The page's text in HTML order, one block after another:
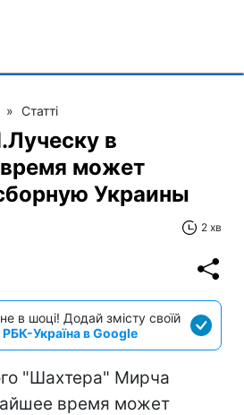
» Статті
в
может
Украины
2 хв
в шоці! Додай змісту своїй
Україна в Google
"Шахтера" Мирча
время может